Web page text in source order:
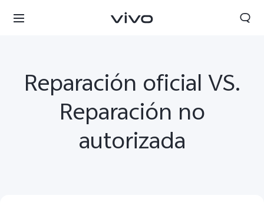
Reparación oficial VS.
Reparación no
autorizada